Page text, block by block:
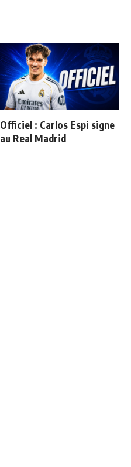
Officiel : Carlos Espi signe
au Real Madrid